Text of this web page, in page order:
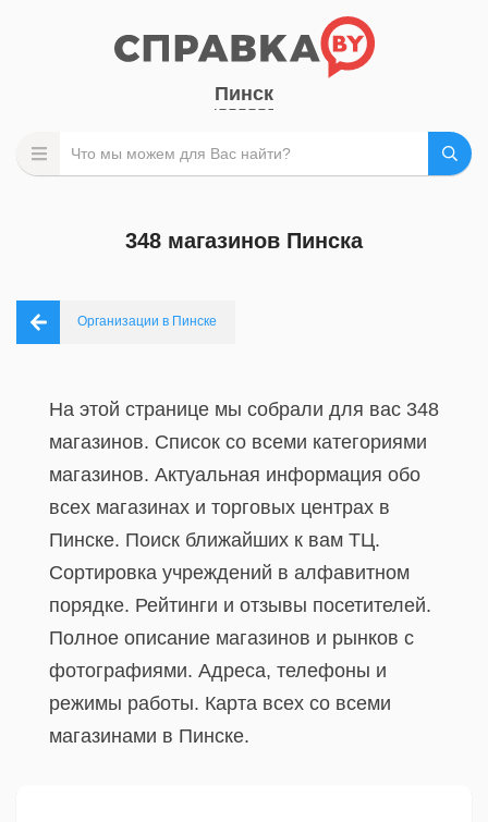
Пинск
348 магазинов Пинска
Организации в Пинске
На этой странице мы собрали для вас 348
магазинов. Список со всеми категориями
магазинов. Актуальная информация обо
всех магазинах и торговых центрах в
Пинске. Поиск ближайших к вам ТЦ.
Сортировка учреждений в алфавитном
порядке. Рейтинги и отзывы посетителей.
Полное описание магазинов и рынков с
фотографиями. Адреса, телефоны и
режимы работы. Карта всех со всеми
магазинами в Пинске.